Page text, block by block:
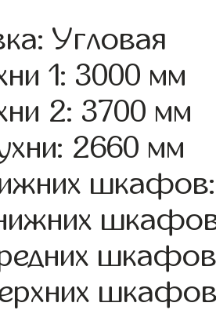
Угловая
1: 3000 мм
2: 3700 мм
2660 мм